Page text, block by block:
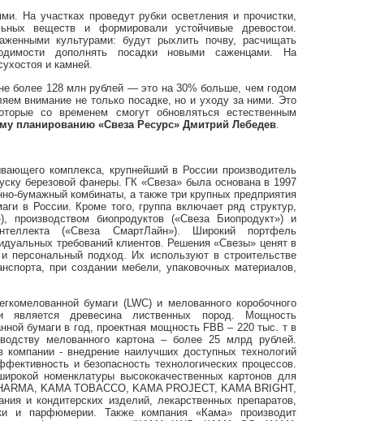
На участках проведут рубки осветления и прочистки,
веществ и формировали устойчивые древостои.
культурами: будут рыхлить почву, расчищать
дополнять посадки новыми саженцами. На
и камней.
более 128 млн рублей — это на 30% больше, чем годом
внимание не только посадке, но и уходу за ними. Это
со временем смогут обновляться естественным
планированию «Свеза Ресурс» Дмитрий Лебедев
комплекса, крупнейший в России производитель
березовой фанеры. ГК «Свеза» была основана в 1997
бумажный комбинаты, а также три крупных предприятия
в России. Кроме того, группа включает ряд структур,
производством биопродуктов («Свеза Биопродукт») и
(«Свеза СмартЛайн»). Широкий портфель
требований клиентов. Решения «Свезы» ценят в
персональный подход. Их используют в строительстве
при создании мебели, упаковочных материалов,
бумаги (LWC) и мелованного коробочного
является древесина лиственных пород. Мощность
бумаги в год, проектная мощность FBB – 220 тыс. т в
мелованного картона – более 25 млрд рублей.
компании - внедрение наилучших доступных технологий
и безопасность технологических процессов.
номенклатуры высококачественных картонов для
KAMA TOBACCO, KAMA PROJECT, KAMA BRIGHT,
и кондитерских изделий, лекарственных препаратов,
и парфюмерии. Также компания «Кама» производит